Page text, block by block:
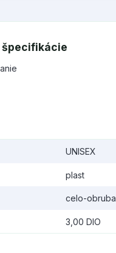
špecifikácie
UNISEX
plast
celo-obruba
3,00 DIO